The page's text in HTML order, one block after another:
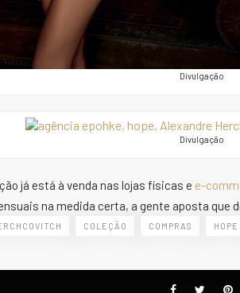
Divulgação
Divulgação
já está à venda nas lojas físicas e e-
na medida certa, a gente aposta que
COLEÇÃO COMPRAS HOPE